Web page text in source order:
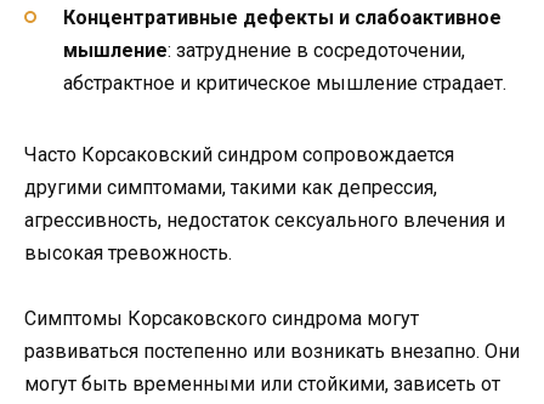
Концентративные дефекты и слабоактивное
мышление: затруднение в сосредоточении,
абстрактное и критическое мышление страдает.
Часто Корсаковский синдром сопровождается
другими симптомами, такими как депрессия,
агрессивность, недостаток сексуального влечения и
высокая тревожность.
Симптомы Корсаковского синдрома могут
развиваться постепенно или возникать внезапно. Они
могут быть временными или стойкими, зависеть от